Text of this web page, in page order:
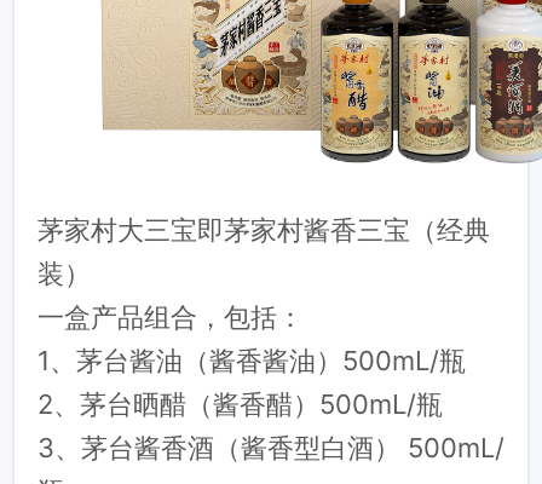
茅家村大三宝即茅家村酱香三宝（经典
装）
一盒产品组合，包括：
1、茅台酱油（酱香酱油）500mL/瓶
2、茅台晒醋（酱香醋）500mL/瓶
3、茅台酱香酒（酱香型白酒） 500mL/